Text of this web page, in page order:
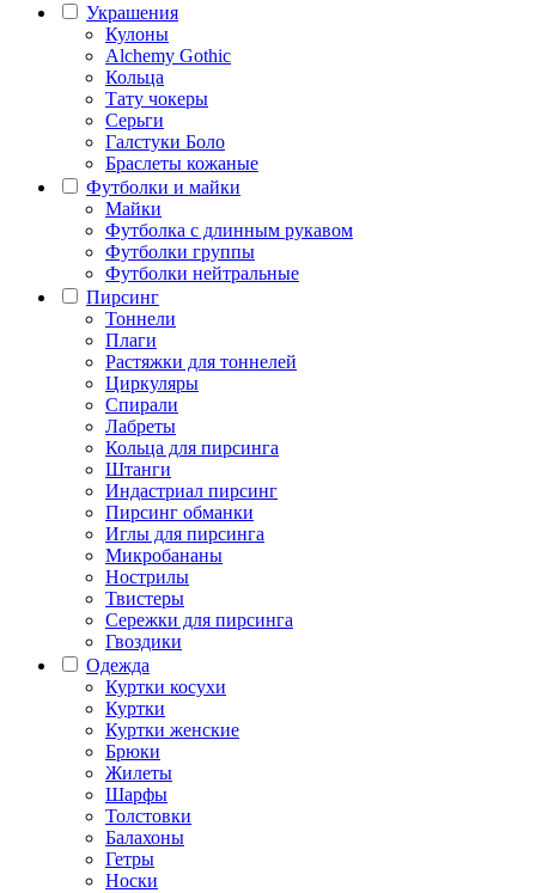
Украшения
Кулоны
Alchemy Gothic
Кольца
Тату чокеры
Серьги
Галстуки Боло
Браслеты кожаные
Футболки и майки
Майки
Футболка с длинным рукавом
Футболки группы
Футболки нейтральные
Пирсинг
Тоннели
Плаги
Растяжки для тоннелей
Циркуляры
Спирали
Лабреты
Кольца для пирсинга
Штанги
Индастриал пирсинг
Пирсинг обманки
Иглы для пирсинга
Микробананы
Нострилы
Твистеры
Сережки для пирсинга
Гвоздики
Одежда
Куртки косухи
Куртки
Куртки женские
Брюки
Жилеты
Шарфы
Толстовки
Балахоны
Гетры
Носки